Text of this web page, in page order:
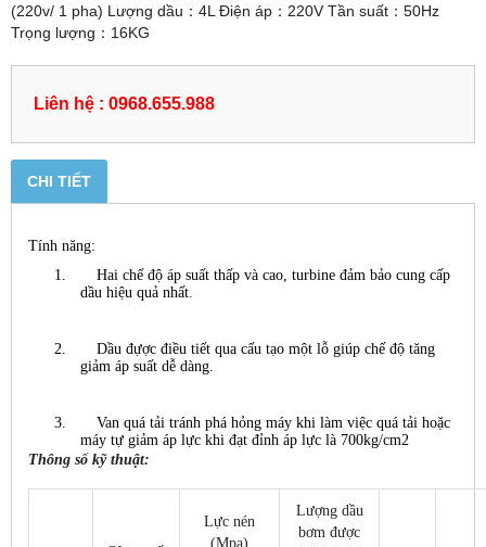
(220v/ 1 pha) Lượng dầu：4L Điện áp：220V Tần suất：50Hz
Trọng lượng：16KG
Liên hệ : 0968.655.988
CHI TIẾT
Tính năng:
1.
Hai chế độ áp suất thấp và cao, turbine đảm bảo cung cấp
dầu hiệu quả nhất.
2.
Dầu đựợc điều tiết qua cấu tạo một lỗ giúp chế độ tăng
giảm áp suất dễ dàng.
3.
Van quá tải tránh phá hỏng máy khi làm việc quá tải hoặc
máy tự giảm áp lực khi đạt đỉnh áp lực là 700kg/cm2
Thông số kỹ thuật:
Lực nén
(Mpa)
Lượng dầu
bơm được